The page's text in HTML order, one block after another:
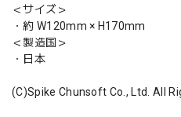
＜サイズ＞
・約 W120mm × H170mm
＜製造国＞
・日本
(C)Spike Chunsoft Co., Ltd. All